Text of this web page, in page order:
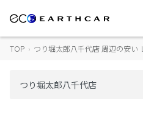
TOP › つり堀太郎八千代店 周辺の安い